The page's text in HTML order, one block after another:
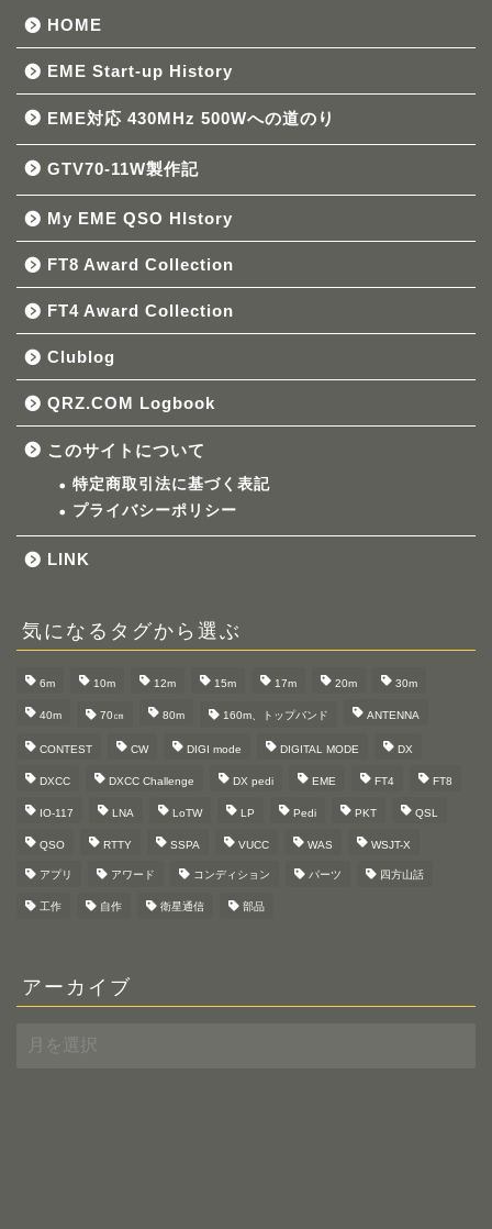
HOME
EME Start-up History
EME対応 430MHz 500Wへの道のり
GTV70-11W製作記
My EME QSO HIstory
FT8 Award Collection
FT4 Award Collection
Clublog
QRZ.COM Logbook
このサイトについて
特定商取引法に基づく表記
プライバシーポリシー
LINK
気になるタグから選ぶ
6m 10m 12m 15m 17m 20m 30m
40m 70㎝ 80m 160m、トップバンド ANTENNA
CONTEST CW DIGI mode DIGITAL MODE DX
DXCC DXCC Challenge DX pedi EME FT4 FT8
IO-117 LNA LoTW LP Pedi PKT QSL
QSO RTTY SSPA VUCC WAS WSJT-X
アプリ アワード コンディション パーツ 四方山話
工作 自作 衛星通信 部品
アーカイブ
ー